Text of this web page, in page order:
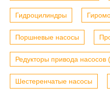
Гидроцилиндры
Поршневые насосы
Редукторы привода насосов
Шестеренчатые насосы